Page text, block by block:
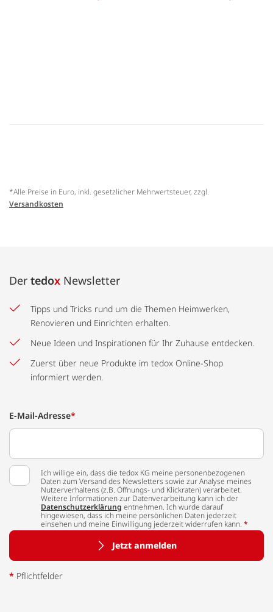
*Alle Preise in Euro, inkl. gesetzlicher Mehrwertsteuer, zzgl.
Versandkosten
Der tedox Newsletter
Tipps und Tricks rund um die Themen Heimwerken,
Renovieren und Einrichten erhalten.
Neue Ideen und Inspirationen für Ihr Zuhause entdecken.
Zuerst über neue Produkte im tedox Online-Shop
informiert werden.
E-Mail-Adresse*
Ich willige ein, dass die tedox KG meine personenbezogenen
Daten zum Versand des Newsletters sowie zur Analyse meines
Nutzerverhaltens (z.B. Öffnungs- und Klickraten) verarbeitet.
Weitere Informationen zur Datenverarbeitung kann ich der
Datenschutzerklärung entnehmen. Ich wurde darauf
hingewiesen, dass ich meine persönlichen Daten jederzeit
einsehen und meine Einwilligung jederzeit widerrufen kann. *
Jetzt anmelden
* Pflichtfelder